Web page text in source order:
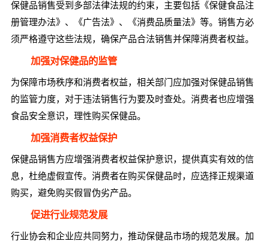
保健品销售受到多部法律法规的约束，主要包括《保健食品注
册管理办法》、《广告法》、《消费品质量法》等。销售方必
须严格遵守这些法规，确保产品合法销售并保障消费者权益。
加强对保健品的监管
为保障市场秩序和消费者权益，相关部门应加强对保健品销售
的监管力度，对于违法销售行为要及时查处。消费者也应增强
食品安全意识，理性购买保健品。
加强消费者权益保护
保健品销售方应增强消费者权益保护意识，提供真实有效的信
息，杜绝虚假宣传。消费者在购买保健品时，应选择正规渠道
购买，避免购买假冒伪劣产品。
促进行业规范发展
行业协会和企业应共同努力，推动保健品市场的规范发展。加